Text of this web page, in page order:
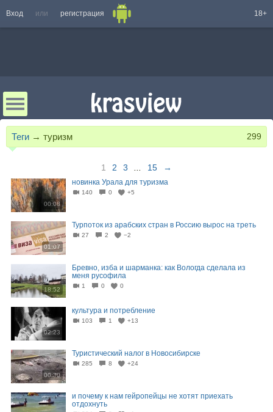
Вход или регистрация 18+
Теги → туризм 299
1 2 3 15 →
00:08
новинка Урала для туризма
140 0 +5
01:07
Турпоток из арабских стран в Россию вырос на треть
27 2 −2
18:52
Бревно, изба и шарманка: как Вологда сделала из
меня русофила
1 0 0
02:23
культура и потребление
103 1 +13
00:30
Туристический налог в Новосибирске
285 8 +24
и почему к нам гейропейцы не хотят приехать
отдохнуть